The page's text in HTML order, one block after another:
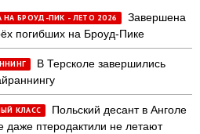
НА БРОУД-ПИК - ЛЕТО 2026
Завершена
погибших на Броуд-Пике
В Терсколе завершились
КЛАСС
Польский десант в Анголе
птеродактили не летают